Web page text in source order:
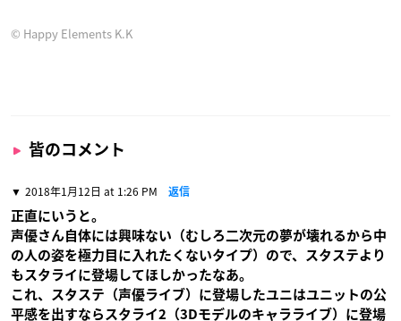
© Happy Elements K.K
皆のコメント
2018年1月12日 at 1:26 PM 返信
正直にいうと。
声優さん自体には興味ない（むしろ二次元の夢が壊れるから中
の人の姿を極力目に入れたくないタイプ）ので、スタステより
もスタライに登場してほしかったなあ。
これ、スタステ（声優ライブ）に登場したユニはユニットの公
平感を出すならスタライ2（3Dモデルのキャラライブ）に登場